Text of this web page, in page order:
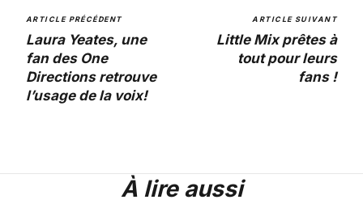
ARTICLE PRÉCÉDENT
Laura Yeates, une
fan des One
Directions retrouve
l’usage de la voix!
ARTICLE SUIVANT
Little Mix prêtes à
tout pour leurs
fans !
À lire aussi